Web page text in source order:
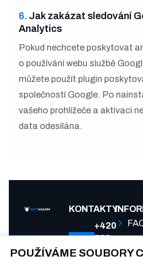
POUŽÍVÁME SOUBORY
6. Jak zakázat sledování
Analytics
Pokud nechcete poskytovat
o používání webu službě
můžete použít plugin
společností Google. Po
vašeho prohlížeče a aktivaci
data odesílána.
KONTAKTY
+420
775
992